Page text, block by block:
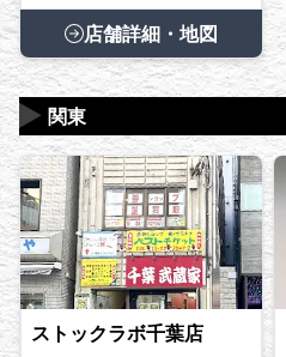
店舗詳細・地図
関東
▶
ストックラボ千葉店